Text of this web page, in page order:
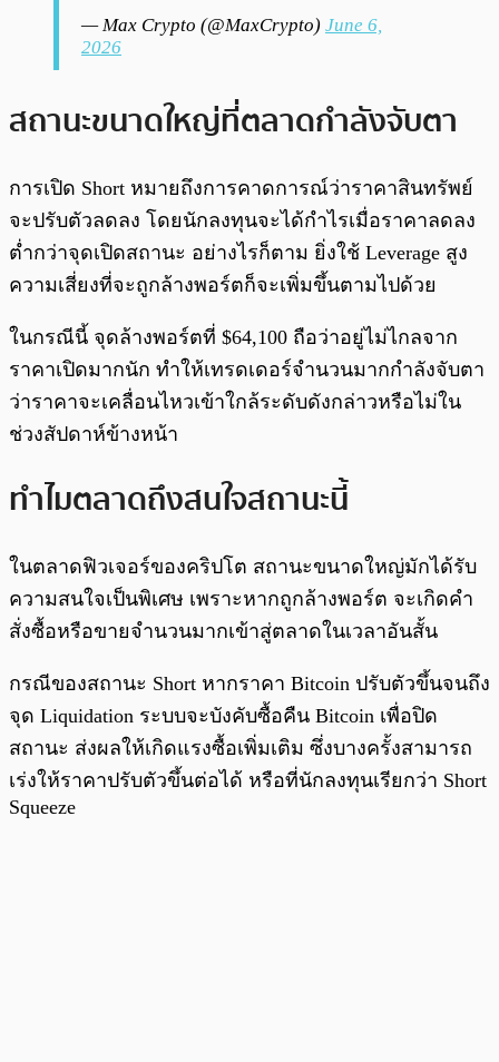
— Max Crypto (@MaxCrypto) June 6,
2026
สถานะขนาดใหญ่ที่ตลาดกำลังจับตา
การเปิด Short หมายถึงการคาดการณ์ว่าราคาสินทรัพย์
จะปรับตัวลดลง โดยนักลงทุนจะได้กำไรเมื่อราคาลดลง
ต่ำกว่าจุดเปิดสถานะ อย่างไรก็ตาม ยิ่งใช้ Leverage สูง
ความเสี่ยงที่จะถูกล้างพอร์ตก็จะเพิ่มขึ้นตามไปด้วย
ในกรณีนี้ จุดล้างพอร์ตที่ $64,100 ถือว่าอยู่ไม่ไกลจาก
ราคาเปิดมากนัก ทำให้เทรดเดอร์จำนวนมากกำลังจับตา
ว่าราคาจะเคลื่อนไหวเข้าใกล้ระดับดังกล่าวหรือไม่ใน
ช่วงสัปดาห์ข้างหน้า
ทำไมตลาดถึงสนใจสถานะนี้
ในตลาดฟิวเจอร์ของคริปโต สถานะขนาดใหญ่มักได้รับ
ความสนใจเป็นพิเศษ เพราะหากถูกล้างพอร์ต จะเกิดคำ
สั่งซื้อหรือขายจำนวนมากเข้าสู่ตลาดในเวลาอันสั้น
กรณีของสถานะ Short หากราคา Bitcoin ปรับตัวขึ้นจนถึง
จุด Liquidation ระบบจะบังคับซื้อคืน Bitcoin เพื่อปิด
สถานะ ส่งผลให้เกิดแรงซื้อเพิ่มเติม ซึ่งบางครั้งสามารถ
เร่งให้ราคาปรับตัวขึ้นต่อได้ หรือที่นักลงทุนเรียกว่า Short
Squeeze